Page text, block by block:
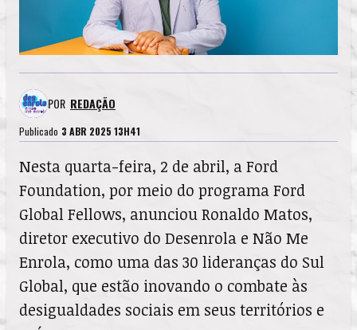
POR REDAÇÃO
Publicado 3 ABR 2025 13H41
Nesta quarta-feira, 2 de abril, a Ford
Foundation, por meio do programa Ford
Global Fellows, anunciou Ronaldo Matos,
diretor executivo do Desenrola e Não Me
Enrola, como uma das 30 lideranças do Sul
Global, que estão inovando o combate às
desigualdades sociais em seus territórios e